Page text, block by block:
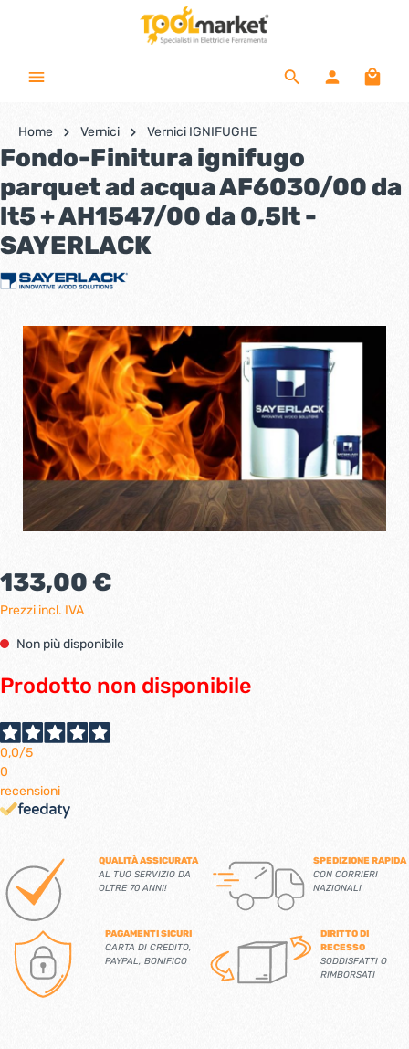
Home Vernici Vernici IGNIFUGHE
Fondo-Finitura ignifugo
parquet ad acqua AF6030/00 da
lt5 + AH1547/00 da 0,5lt -
SAYERLACK
133,00 €
Prezzi incl. IVA
Non più disponibile
Prodotto non disponibile
0,0/5
0
recensioni
QUALITÀ ASSICURATA
AL TUO SERVIZIO DA
OLTRE 70 ANNI!
SPEDIZIONE RAPIDA
CON CORRIERI
NAZIONALI
PAGAMENTI SICURI
CARTA DI CREDITO,
PAYPAL, BONIFICO
DIRITTO DI
RECESSO
SODDISFATTI O
RIMBORSATI